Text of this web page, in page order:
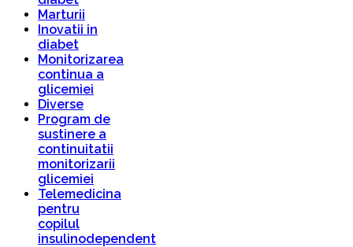
Marturii
Inovatii in
diabet
Monitorizarea
continua a
glicemiei
Diverse
Program de
sustinere a
continuitatii
monitorizarii
glicemiei
Telemedicina
pentru
copilul
insulinodependent